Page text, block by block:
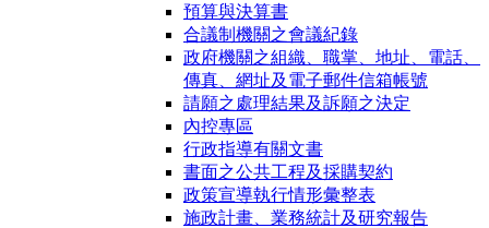
預算與決算書
合議制機關之會議紀錄
政府機關之組織、職掌、地址、電話、
傳真、網址及電子郵件信箱帳號
請願之處理結果及訴願之決定
內控專區
行政指導有關文書
書面之公共工程及採購契約
政策宣導執行情形彙整表
施政計畫、業務統計及研究報告